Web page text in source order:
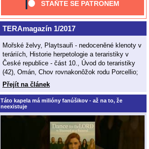
STAŇTE SE PATRONEM
TERAmagazín 1/2017
Mořské želvy, Playtsauři - nedoceněné klenoty v
teráriích, Historie herpetologie a teraristiky v
České republice - část 10., Úvod do teraristiky
(42), Omán, Chov rovnakonôžok rodu Porcellio;
Přejít na článek
Táto kapela má milióny fanúšikov - až na to, že
neexistuje